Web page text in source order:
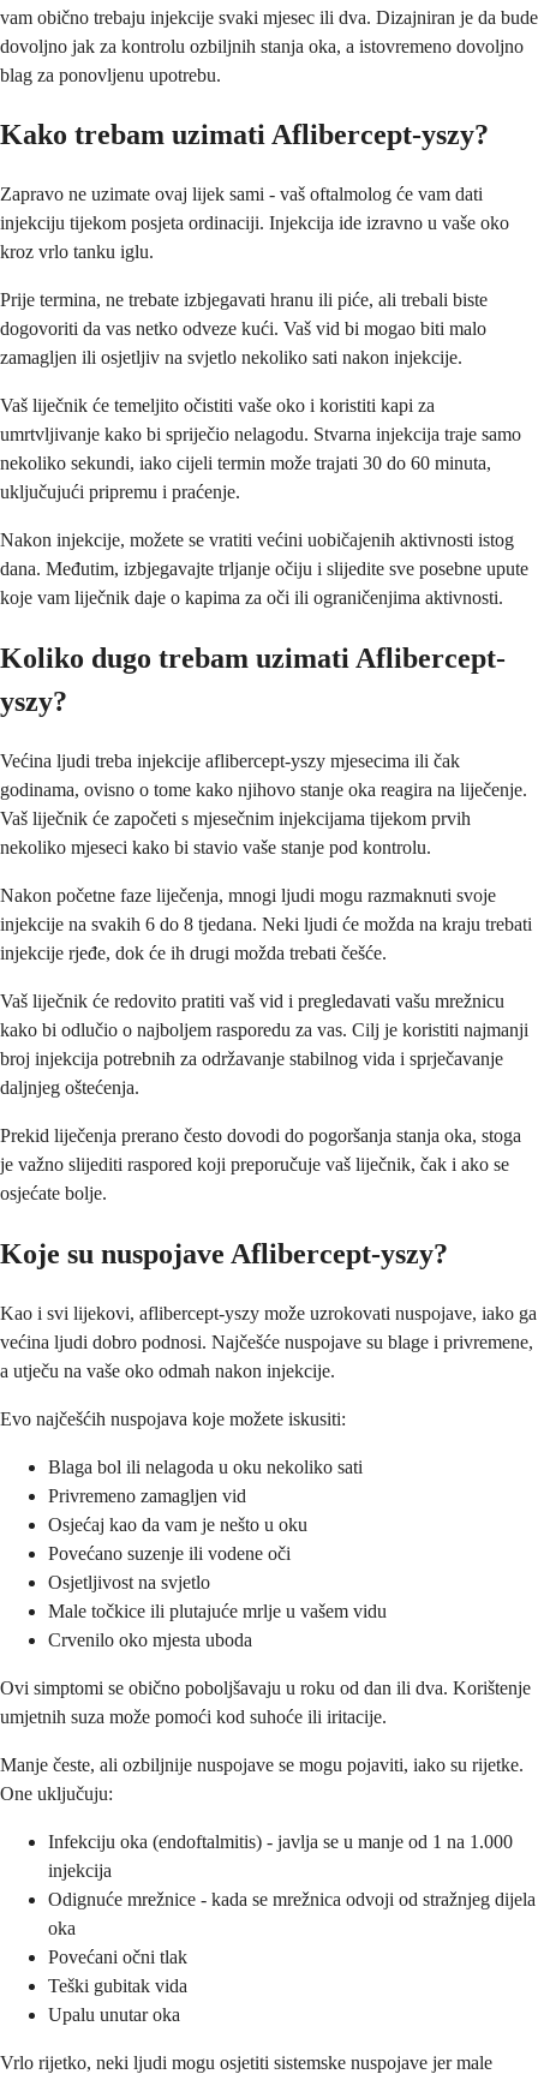
vam obično trebaju injekcije svaki mjesec ili dva. Dizajniran je da bude
dovoljno jak za kontrolu ozbiljnih stanja oka, a istovremeno dovoljno
blag za ponovljenu upotrebu.
Kako trebam uzimati Aflibercept-yszy?
Zapravo ne uzimate ovaj lijek sami - vaš oftalmolog će vam dati
injekciju tijekom posjeta ordinaciji. Injekcija ide izravno u vaše oko
kroz vrlo tanku iglu.
Prije termina, ne trebate izbjegavati hranu ili piće, ali trebali biste
dogovoriti da vas netko odveze kući. Vaš vid bi mogao biti malo
zamagljen ili osjetljiv na svjetlo nekoliko sati nakon injekcije.
Vaš liječnik će temeljito očistiti vaše oko i koristiti kapi za
umrtvljivanje kako bi spriječio nelagodu. Stvarna injekcija traje samo
nekoliko sekundi, iako cijeli termin može trajati 30 do 60 minuta,
uključujući pripremu i praćenje.
Nakon injekcije, možete se vratiti većini uobičajenih aktivnosti istog
dana. Međutim, izbjegavajte trljanje očiju i slijedite sve posebne upute
koje vam liječnik daje o kapima za oči ili ograničenjima aktivnosti.
Koliko dugo trebam uzimati Aflibercept-
yszy?
Većina ljudi treba injekcije aflibercept-yszy mjesecima ili čak
godinama, ovisno o tome kako njihovo stanje oka reagira na liječenje.
Vaš liječnik će započeti s mjesečnim injekcijama tijekom prvih
nekoliko mjeseci kako bi stavio vaše stanje pod kontrolu.
Nakon početne faze liječenja, mnogi ljudi mogu razmaknuti svoje
injekcije na svakih 6 do 8 tjedana. Neki ljudi će možda na kraju trebati
injekcije rjeđe, dok će ih drugi možda trebati češće.
Vaš liječnik će redovito pratiti vaš vid i pregledavati vašu mrežnicu
kako bi odlučio o najboljem rasporedu za vas. Cilj je koristiti najmanji
broj injekcija potrebnih za održavanje stabilnog vida i sprječavanje
daljnjeg oštećenja.
Prekid liječenja prerano često dovodi do pogoršanja stanja oka, stoga
je važno slijediti raspored koji preporučuje vaš liječnik, čak i ako se
osjećate bolje.
Koje su nuspojave Aflibercept-yszy?
Kao i svi lijekovi, aflibercept-yszy može uzrokovati nuspojave, iako ga
većina ljudi dobro podnosi. Najčešće nuspojave su blage i privremene,
a utječu na vaše oko odmah nakon injekcije.
Evo najčešćih nuspojava koje možete iskusiti:
Blaga bol ili nelagoda u oku nekoliko sati
Privremeno zamagljen vid
Osjećaj kao da vam je nešto u oku
Povećano suzenje ili vodene oči
Osjetljivost na svjetlo
Male točkice ili plutajuće mrlje u vašem vidu
Crvenilo oko mjesta uboda
Ovi simptomi se obično poboljšavaju u roku od dan ili dva. Korištenje
umjetnih suza može pomoći kod suhoće ili iritacije.
Manje česte, ali ozbiljnije nuspojave se mogu pojaviti, iako su rijetke.
One uključuju:
Infekciju oka (endoftalmitis) - javlja se u manje od 1 na 1.000
injekcija
Odignuće mrežnice - kada se mrežnica odvoji od stražnjeg dijela
oka
Povećani očni tlak
Teški gubitak vida
Upalu unutar oka
Vrlo rijetko, neki ljudi mogu osjetiti sistemske nuspojave jer male